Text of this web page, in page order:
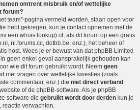
omtrent misbruik en/of wettelijke
forum?
team"-pagina vermeld worden, staan open voor
hebt gekregen, kun je contact opnemen met de
een whois lookup) of, als dit forum op een gratis
nl.forums.cc, dotbb.be, enz.), het beheer of
host. Wees je er bewust van dat phpBB Limited
in geen enkel geval aansprakelijk gehouden kan
wie dit forum gebruikt wordt. Neem geen
met vragen over wettelijke kwesties (zoals
commentaar, enz.) die niet direct verband
of de phpBB-software. Als je phpBB
software die gebruikt wordt door derden kun je
reactie verwachten.